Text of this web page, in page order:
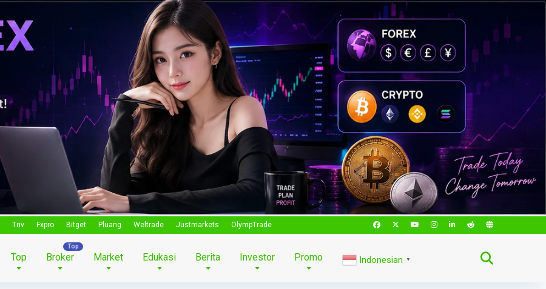
Triv Fxpro Bitget Pluang Weltrade Justmarkets OlympTrade
Top Broker Market Edukasi Berita Investor Promo Indonesian ▼